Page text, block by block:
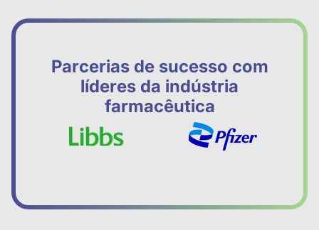
Parcerias de sucesso com
líderes da indústria
farmacêutica